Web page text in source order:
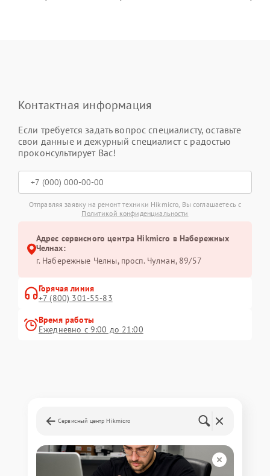
Контактная информация
Если требуется задать вопрос специалисту, оставьте
свои данные и дежурный специалист с радостью
проконсультирует Вас!
Отправляя заявку на ремонт техники Hikmicro, Вы соглашаетесь с
Политикой конфиденциальности
Адрес сервисного центра Hikmicro в Набережных
Челнах:
г. Набережные Челны, просп. Чулман, 89/57
Горячая линия
+7 (800) 301-55-83
Время работы
Ежедневно с 9:00 до 21:00
Сервисный центр Hikmicro